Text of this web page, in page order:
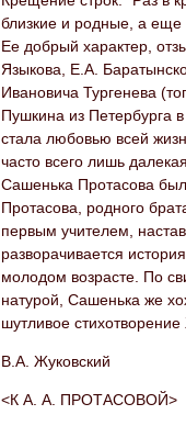
близкие и родные, а еще
Ее добрый характер,
Языкова, Е.А.
Ивановича Тургенева
Пушкина из Петербурга
стала любовью всей
часто всего лишь
Сашенька Протасова
Протасова, родного
первым учителем,
разворачивается
молодом возрасте. По
натурой, Сашенька же
шутливое
В.А. Жуковский
<К А. А. ПРОТАСОВОЙ>